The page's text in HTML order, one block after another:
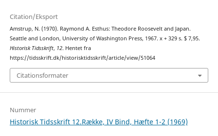
Citation/Eksport
Amstrup, N. (1970). Raymond A. Esthus: Theodore Roosevelt and Japan.
Seattle and London, University of Washington Press, 1967. x + 329 s. $ 7,95.
Historisk Tidsskrift, 12. Hentet fra
https://tidsskrift.dk/historisktidsskrift/article/view/51064
Citationsformater
Nummer
Historisk Tidsskrift 12.Række, IV Bind, Hæfte 1-2 (1969)